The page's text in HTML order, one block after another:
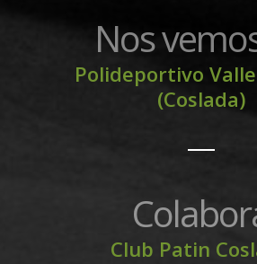
Nos
Polideportivo
(Coslada)
Club Patin